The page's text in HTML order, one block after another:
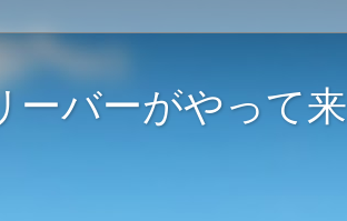
ーバーがやって来